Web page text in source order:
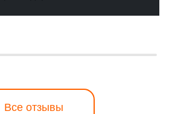
Все отзывы